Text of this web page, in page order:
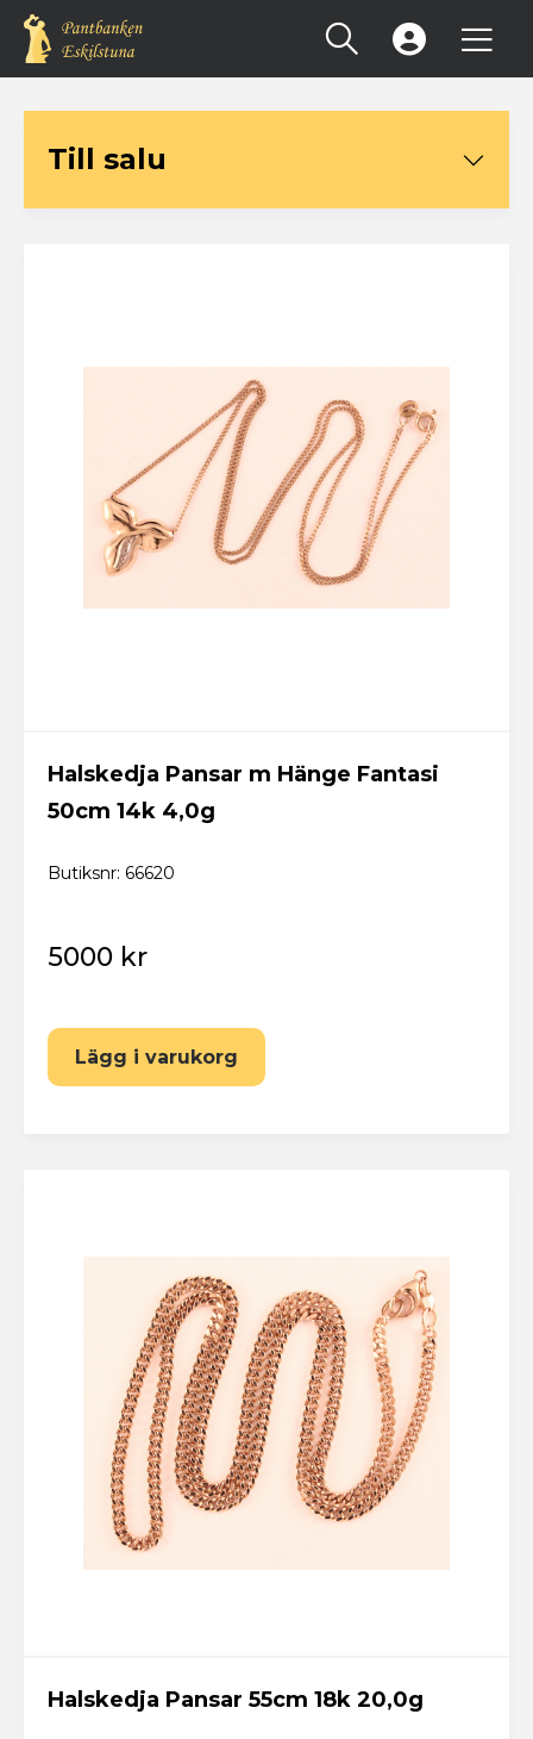
Jag accepterarEskilstuna Pantbanks
allmänna villkoroch hantering av
personuppgifter
Till salu
Halskedja Pansar m Hänge Fantasi
50cm 14k 4,0g
Butiksnr: 66620
5000 kr
Lägg i varukorg
Halskedja Pansar 55cm 18k 20,0g